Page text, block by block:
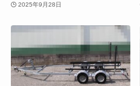
2025年9月28日